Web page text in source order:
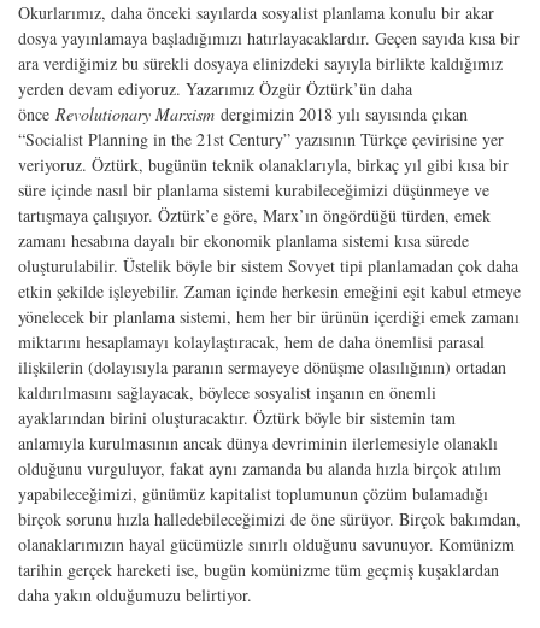
Okurlarımız, daha önceki sayılarda sosyalist planlama konulu bir akar
dosya yayınlamaya başladığımızı hatırlayacaklardır. Geçen sayıda kısa bir
ara verdiğimiz bu sürekli dosyaya elinizdeki sayıyla birlikte kaldığımız
yerden devam ediyoruz. Yazarımız Özgür Öztürk’ün daha
önce Revolutionary Marxism dergimizin 2018 yılı sayısında çıkan
“Socialist Planning in the 21st Century” yazısının Türkçe çevirisine yer
veriyoruz. Öztürk, bugünün teknik olanaklarıyla, birkaç yıl gibi kısa bir
süre içinde nasıl bir planlama sistemi kurabileceğimizi düşünmeye ve
tartışmaya çalışıyor. Öztürk’e göre, Marx’ın öngördüğü türden, emek
zamanı hesabına dayalı bir ekonomik planlama sistemi kısa sürede
oluşturulabilir. Üstelik böyle bir sistem Sovyet tipi planlamadan çok daha
etkin şekilde işleyebilir. Zaman içinde herkesin emeğini eşit kabul etmeye
yönelecek bir planlama sistemi, hem her bir ürünün içerdiği emek zamanı
miktarını hesaplamayı kolaylaştıracak, hem de daha önemlisi parasal
ilişkilerin (dolayısıyla paranın sermayeye dönüşme olasılığının) ortadan
kaldırılmasını sağlayacak, böylece sosyalist inşanın en önemli
ayaklarından birini oluşturacaktır. Öztürk böyle bir sistemin tam
anlamıyla kurulmasının ancak dünya devriminin ilerlemesiyle olanaklı
olduğunu vurguluyor, fakat aynı zamanda bu alanda hızla birçok atılım
yapabileceğimizi, günümüz kapitalist toplumunun çözüm bulamadığı
birçok sorunu hızla halledebileceğimizi de öne sürüyor. Birçok bakımdan,
olanaklarımızın hayal gücümüzle sınırlı olduğunu savunuyor. Komünizm
tarihin gerçek hareketi ise, bugün komünizme tüm geçmiş kuşaklardan
daha yakın olduğumuzu belirtiyor.